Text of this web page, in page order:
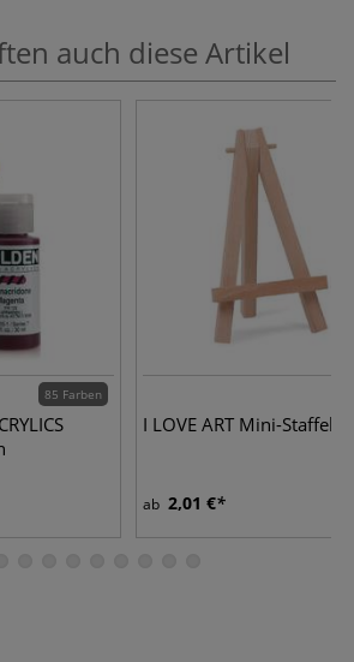
auch diese Artikel
85 Farben
I LOVE ART Mini-Staffelei
ab 2,01 €